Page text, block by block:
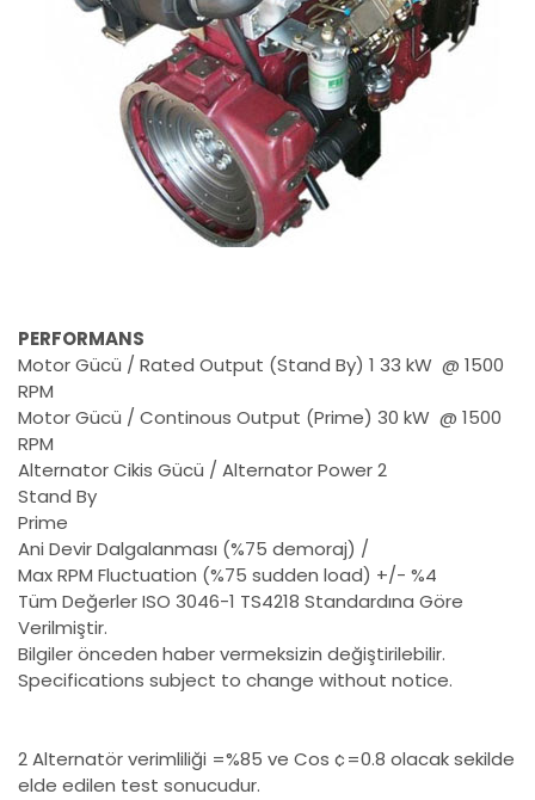
PERFORMANS
Motor Gücü / Rated Output (Stand By) 1 33 kW @ 1500
RPM
Motor Gücü / Continous Output (Prime) 30 kW @ 1500
RPM
Alternator Cikis Gücü / Alternator Power 2
Stand By
Prime
Ani Devir Dalgalanması (%75 demoraj) /
Max RPM Fluctuation (%75 sudden load) +/- %4
Tüm Değerler ISO 3046-1 TS4218 Standardına Göre
Verilmiştir.
Bilgiler önceden haber vermeksizin değiştirilebilir.
Specifications subject to change without notice.
2 Alternatör verimliliği =%85 ve Cos ¢=0.8 olacak sekilde
elde edilen test sonucudur.